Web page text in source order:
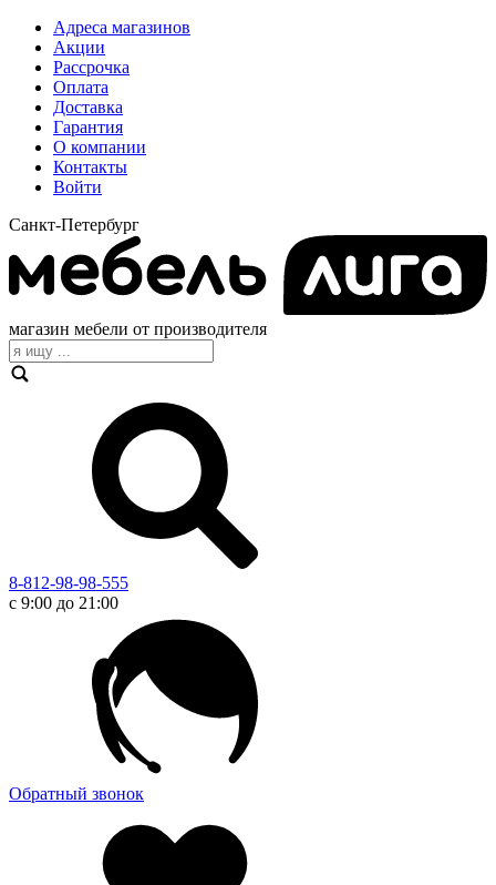
Адреса магазинов
Акции
Рассрочка
Оплата
Доставка
Гарантия
О компании
Контакты
Войти
Санкт-Петербург
магазин мебели от производителя
8-812-98-98-555
с 9:00 до 21:00
Обратный звонок